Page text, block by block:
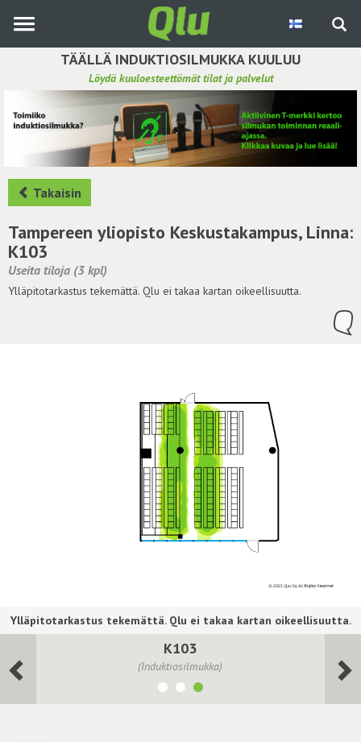
pääsisältöön
TÄÄLLÄ INDUKTIOSILMUKKA KUULUU
Löydä kuuloesteettömät tilat ja palvelut
Etsi induktiosilmukka
Tee ehdotus ja vaikuta kuulemiskokemukseen
Hae ehdotuksia
Käyttöohje
Yhteydenottopyyntö
Kirjaudu sisään
Takaisin
Tampereen yliopisto Keskustakampus, Linna:
K103
Useita tiloja (3 kpl)
Ylläpitotarkastus tekemättä. Qlu ei takaa kartan oikeellisuutta.
K103
(Induktiosilmukka)